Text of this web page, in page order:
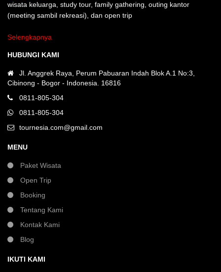
wisata keluarga, study tour, family gathering, outing kantor
(meeting sambil rekreasi), dan open trip
Selengkapnya
HUBUNGI KAMI
Jl. Anggrek Raya, Perum Pabuaran Indah Blok A.1 No:3,
Cibinong - Bogor - Indonesia. 16816
0811-805-304
0811-805-304
tournesia.com@gmail.com
MENU
Paket Wisata
Open Trip
Booking
Tentang Kami
Kontak Kami
Blog
IKUTI KAMI